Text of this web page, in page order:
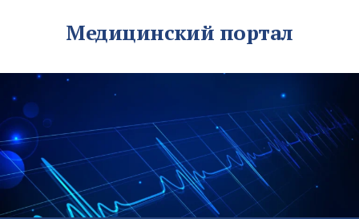
Медицинский портал